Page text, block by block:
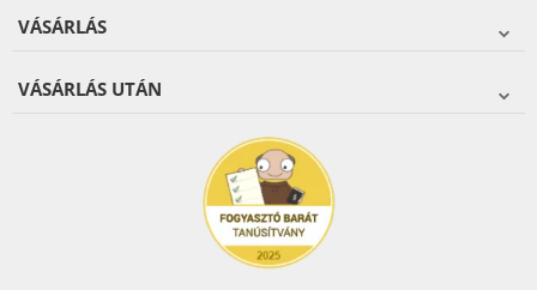
VÁSÁRLÁS
VÁSÁRLÁS UTÁN